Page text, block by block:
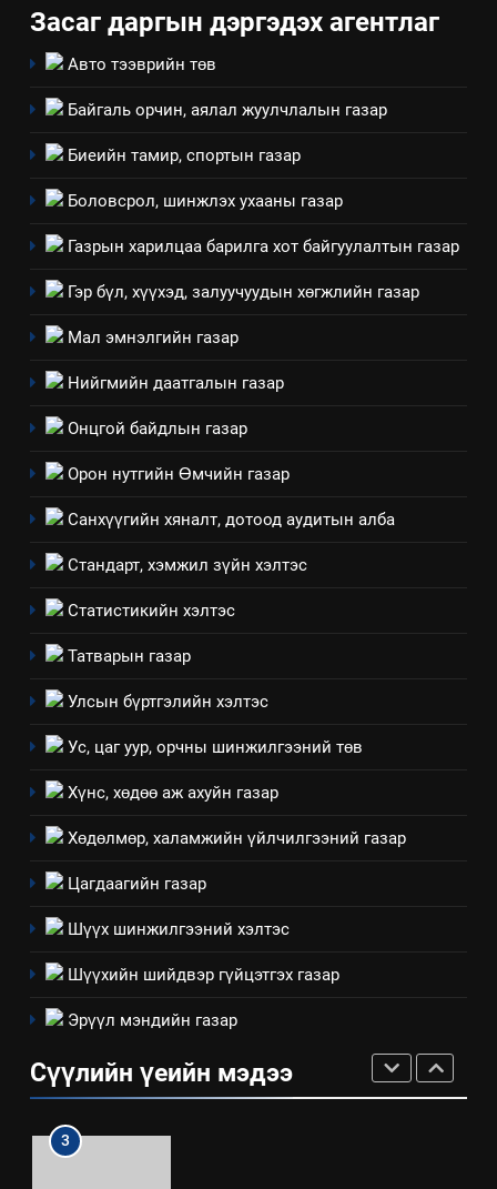
Засаг даргын дэргэдэх агентлаг
Авто тээврийн төв
Байгаль орчин, аялал жуулчлалын газар
Биеийн тамир, спортын газар
Боловсрол, шинжлэх ухааны газар
Газрын харилцаа барилга хот байгуулалтын газар
Гэр бүл, хүүхэд, залуучуудын хөгжлийн газар
Мал эмнэлгийн газар
Нийгмийн даатгалын газар
Онцгой байдлын газар
Орон нутгийн Өмчийн газар
Санхүүгийн хяналт, дотоод аудитын алба
Стандарт, хэмжил зүйн хэлтэс
Статистикийн хэлтэс
Татварын газар
Улсын бүртгэлийн хэлтэс
Ус, цаг уур, орчны шинжилгээний төв
Хүнс, хөдөө аж ахуйн газар
Хөдөлмөр, халамжийн үйлчилгээний газар
Цагдаагийн газар
Шүүх шинжилгээний хэлтэс
Шүүхийн шийдвэр гүйцэтгэх газар
Эрүүл мэндийн газар
Сүүлийн үеийн мэдээ
“Шинэтгэлээр түүчээлсэн
зохион байгуулах арга
ТАЗ-ЫН САЛБАР ЗӨВЛӨЛ
Санхүүгийн тайланд хийсэн
аудитын дүгнэлт
7
байгаа хууль тогтоомж
8
явуулж байгаа үйл ажиллагаа,
үйлдвэрлэл, үйлчилгээ,
технологийн хүн, мал, амьтны
үзүүлэх буюу үзүүлж байгаа
ИЛ ТОД БАЙДАЛ
1
Нээлттэй засгийн түншлэл
НЭЭЛТТЭЙ ЗАСГИЙН ТҮНШЛЭЛ
“БИД ИРГЭДЭЭ СОНСОЖ,
ШИЙДНЭ” ӨДРИЙГ ЗОХИОН
БАЙГУУЛНА
ЗАР ТАЗ-ЫН САЛБАР ЗӨВЛӨЛ
3